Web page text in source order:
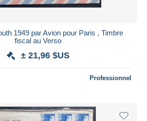
1949 par Avion pour Paris , Timbre
fiscal au Verso
± 21,96 $US
Professionnel